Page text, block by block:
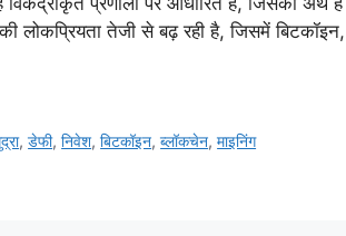
लोकप्रियता तेजी से बढ़ रही है, जिसमें
,डेफी,निवेश,बिटकॉइन,ब्लॉकचेन,माइनिंग